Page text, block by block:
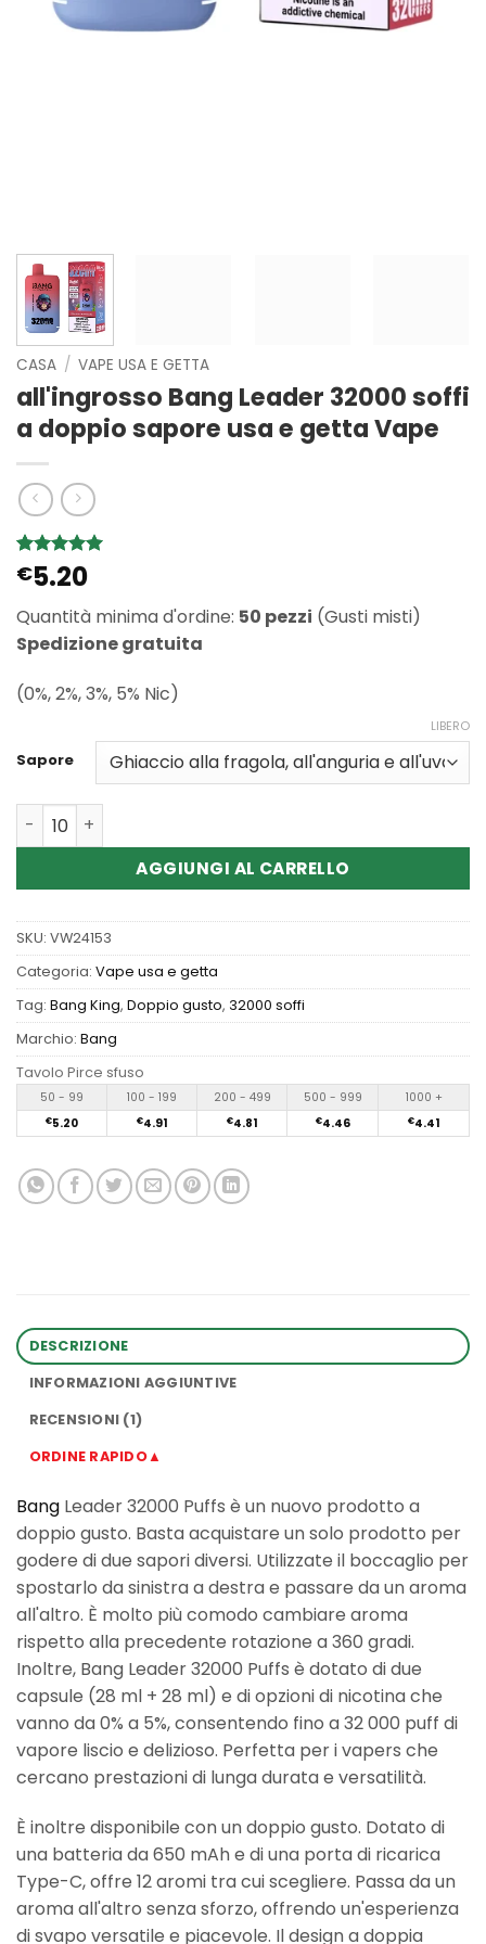
CASA / VAPE USA E GETTA
all'ingrosso Bang Leader 32000 soffi
a doppio sapore usa e getta Vape
Valutato5
su 5 su
1
recensioni
€5.20
Quantità minima d'ordine: 50 pezzi (Gusti misti)
Spedizione gratuita
(0%, 2%, 3%, 5% Nic)
Sapore
LIBERO
Quantità Wholesale Bang Leader 32000 Puffs Dual
AGGIUNGI AL CARRELLO
SKU: VW24153
Categoria: Vape usa e getta
Tag: Bang King, Doppio gusto, 32000 soffi
Marchio: Bang
Tavolo Pirce sfuso
50 - 99 100 - 199 200 - 499 500 - 999 1000 +
€5.20 €4.91 €4.81 €4.46 €4.41
DESCRIZIONE
INFORMAZIONI AGGIUNTIVE
RECENSIONI (1)
ORDINE RAPIDO▲
Bang Leader 32000 Puffs è un nuovo prodotto a
doppio gusto. Basta acquistare un solo prodotto per
godere di due sapori diversi. Utilizzate il boccaglio per
spostarlo da sinistra a destra e passare da un aroma
all'altro. È molto più comodo cambiare aroma
rispetto alla precedente rotazione a 360 gradi.
Inoltre, Bang Leader 32000 Puffs è dotato di due
capsule (28 ml + 28 ml) e di opzioni di nicotina che
vanno da 0% a 5%, consentendo fino a 32 000 puff di
vapore liscio e delizioso. Perfetta per i vapers che
cercano prestazioni di lunga durata e versatilità.
È inoltre disponibile con un doppio gusto. Dotato di
una batteria da 650 mAh e di una porta di ricarica
Type-C, offre 12 aromi tra cui scegliere. Passa da un
aroma all'altro senza sforzo, offrendo un'esperienza
di svapo versatile e piacevole. Il design a doppia